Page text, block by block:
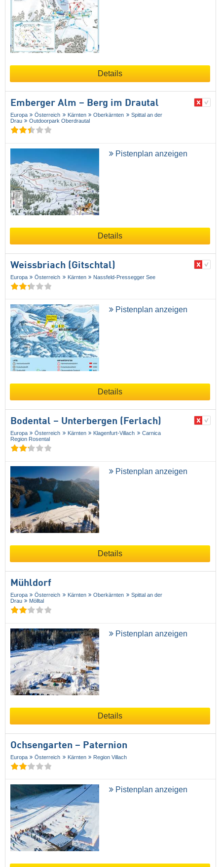
Details
Emberger Alm – Berg im Drautal
Europa Österreich Kärnten Oberkärnten
Spittal an der
Drau
Outdoorpark Oberdrautal
Pistenplan anzeigen
Details
Weissbriach (Gitschtal)
Europa Österreich Kärnten Nassfeld-Pressegger See
Pistenplan anzeigen
Details
Bodental – Unterbergen (Ferlach)
Europa Österreich Kärnten Klagenfurt-Villach
Carnica
Region Rosental
Pistenplan anzeigen
Details
Mühldorf
Europa Österreich Kärnten Oberkärnten
Spittal an der
Drau
Mölltal
Pistenplan anzeigen
Details
Ochsengarten – Paternion
Europa Österreich Kärnten Region Villach
Pistenplan anzeigen